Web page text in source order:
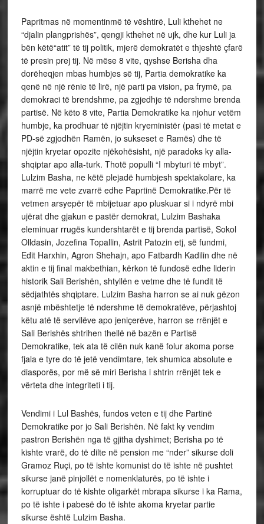
Papritmas në momentinmë të vështirë, Luli kthehet ne
“djalin plangprishës”, qengji kthehet në ujk, dhe kur Luli ja
bën këtë“atit” të tij politik, mjerë demokratët e thjeshtë çfarë
të presin prej tij. Në mëse 8 vite, qyshse Berisha dha
dorëheqjen mbas humbjes së tij, Partia demokratike ka
qenë në një rënie të lirë, një parti pa vision, pa frymë, pa
demokraci të brendshme, pa zgjedhje të ndershme brenda
partisë. Në këto 8 vite, Partia Demokratike ka njohur vetëm
humbje, ka prodhuar të njëjtin kryeministër (pasi të metat e
PD-së zgjodhën Ramën, jo sukseset e Ramës) dhe të
njëjtin kryetar opozite njëkohësisht, një paradoks ky alla-
shqiptar apo alla-turk. Thotë populli “I mbyturi të mbyt”.
Lulzim Basha, ne këtë plejadë humbjesh spektakolare, ka
marrë me vete zvarrë edhe Paprtinë Demokratike.Për të
vetmen arsyepër të mbijetuar apo pluskuar si i ndyrë mbi
ujërat dhe gjakun e pastër demokrat, Lulzim Bashaka
eleminuar rrugës kundershtarët e tij brenda partisë, Sokol
Olldasin, Jozefina Topallin, Astrit Patozin etj, së fundmi,
Edit Harxhin, Agron Shehajn, apo Fatbardh Kadilin dhe në
aktin e tij final makbethian, kërkon të fundosë edhe liderin
historik Sali Berishën, shtyllën e vetme dhe të fundit të
sëdjathtës shqiptare. Lulzim Basha harron se ai nuk gëzon
asnjë mbështetje të ndershme të demokratëve, përjashtoj
këtu atë të servilëve apo jeniçerëve, harron se rrënjët e
Sali Berishës shtrihen thellë në bazën e Partisë
Demokratike, tek ata të cilën nuk kanë folur akoma porse
fjala e tyre do të jetë vendimtare, tek shumica absolute e
diasporës, por më së miri Berisha i shtrin rrënjët tek e
vërteta dhe integriteti i tij.
Vendimi i Lul Bashës, fundos veten e tij dhe Partinë
Demokratike por jo Sali Berishën. Në fakt ky vendim
pastron Berishën nga të gjitha dyshimet; Berisha po të
kishte vrarë, do të dilte në pension me “nder” sikurse doli
Gramoz Ruçi, po të ishte komunist do të ishte në pushtet
sikurse janë pinjollët e nomenklaturës, po të ishte i
korruptuar do të kishte oligarkët mbrapa sikurse i ka Rama,
po të ishte i pabesë do të ishte akoma kryetar partie
sikurse është Lulzim Basha.